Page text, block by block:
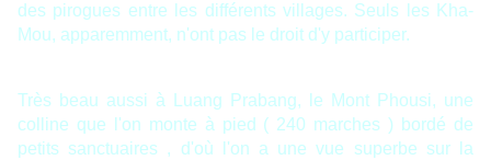
des pirogues entre les différents villages. Seuls les Kha-
Mou, apparemment, n'ont pas le droit d'y participer.
Très beau aussi à Luang Prabang, le Mont Phousi, une
colline que l'on monte à pied ( 240 marches ) bordé de
petits sanctuaires , d'où l'on a une vue superbe sur la